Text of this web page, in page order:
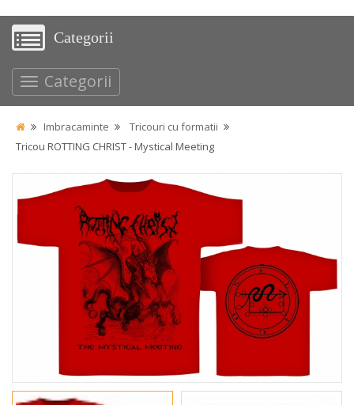
Categorii
Categorii
Imbracaminte
Tricouri cu formatii
Tricou ROTTING CHRIST - Mystical Meeting